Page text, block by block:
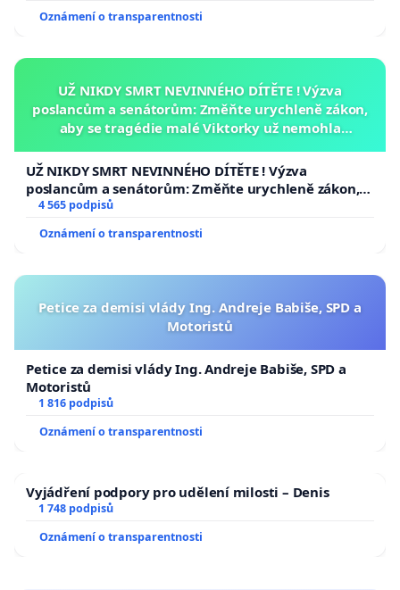
Oznámení o transparentnosti
UŽ NIKDY SMRT NEVINNÉHO DÍTĚTE ! Výzva
poslancům a senátorům: Změňte urychleně zákon,
aby se tragédie malé Viktorky už nemohla
UŽ NIKDY SMRT NEVINNÉHO DÍTĚTE ! Výzva
poslancům a senátorům: Změňte urychleně zákon,
aby se tragédie malé Viktorky už nemohla opakovat!
4 565 podpisů
Oznámení o transparentnosti
Petice za demisi vlády Ing. Andreje Babiše, SPD a
Motoristů
Petice za demisi vlády Ing. Andreje Babiše, SPD a
Motoristů
1 816 podpisů
Oznámení o transparentnosti
Vyjádření podpory pro udělení milosti – Denis
1 748 podpisů
Oznámení o transparentnosti